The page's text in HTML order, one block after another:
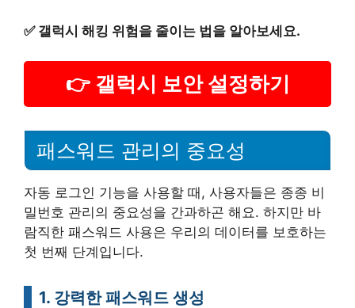
✅ 갤럭시 해킹 위험을 줄이는 법을 알아보세요.
👉 갤럭시 보안 설정하기
패스워드 관리의 중요성
자동 로그인 기능을 사용할 때, 사용자들은 종종 비
밀번호 관리의 중요성을 간과하곤 해요. 하지만 바
람직한 패스워드 사용은 우리의 데이터를 보호하는
첫 번째 단계입니다.
1. 강력한 패스워드 생성